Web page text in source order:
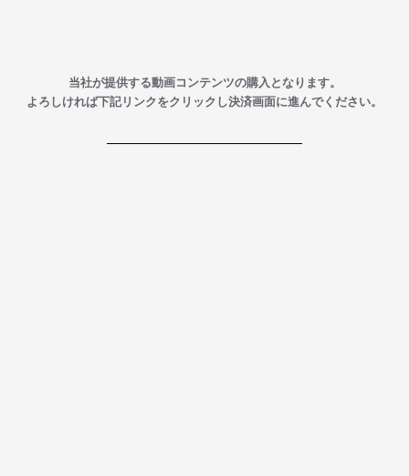
当社が提供する動画コンテンツの購入となります。
よろしければ下記リンクをクリックし決済画面に進んでください。